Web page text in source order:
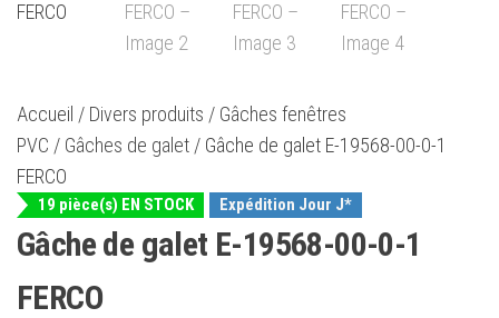
Accueil / Divers produits / Gâches fenêtres
PVC / Gâches de galet / Gâche de galet E-19568-00-0-1
FERCO
19 pièce(s) EN STOCK Expédition Jour J*
Gâche de galet E-19568-00-0-1
FERCO